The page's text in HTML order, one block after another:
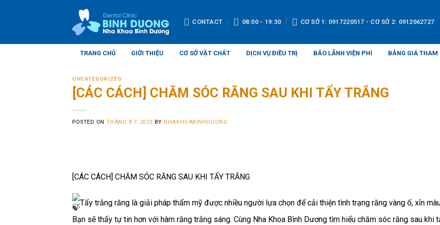
CONTACT 08:00 - 19:30 CƠ SỞ 1: 0917220517 - CƠ SỞ 2: 0912062727
TRANG CHỦ GIỚI THIỆU CƠ SỞ VẬT CHẤT DỊCH VỤ ĐIỀU TRỊ BẢO LÃNH VIỆN PHÍ BẢNG GIÁ THAM
UNCATEGORIZED
[CÁC CÁCH] CHĂM SÓC RĂNG SAU KHI TẨY TRẮNG
POSTED ON THÁNG 8 7, 2023 BY NHAKHOABINHDUONG
[CÁC CÁCH] CHĂM SÓC RĂNG SAU KHI TẨY TRẮNG
Tẩy trắng răng là giải pháp thẩm mỹ được nhiều người lựa chọn để cải thiện tình trạng răng vàng ố, xỉn
Bạn sẽ thấy tự tin hơn với hàm răng trắng sáng. Cùng Nha Khoa Bình Dương tìm hiểu chăm sóc răng sau khi